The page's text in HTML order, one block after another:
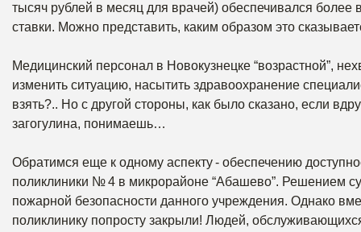
тысяч рублей в месяц для врачей) обеспечивался
ставки. Можно представить, каким образом это
Медицинский персонал в Новокузнецке “возрастной”,
изменить ситуацию, насытить здравоохранение
взять?.. Но с другой стороны, как было сказано, если
загогулина, понимаешь…
Обратимся еще к одному аспекту - обеспечению
поликлиники № 4 в микрорайоне “Абашево”. Решением
пожарной безопасности данного учреждения. Однако
поликлинику попросту закрыли! Людей,